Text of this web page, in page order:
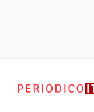
contenuto